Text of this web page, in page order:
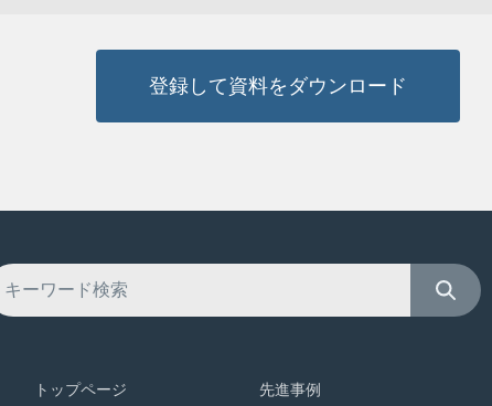
登録して資料をダウンロード
トップページ 先進事例